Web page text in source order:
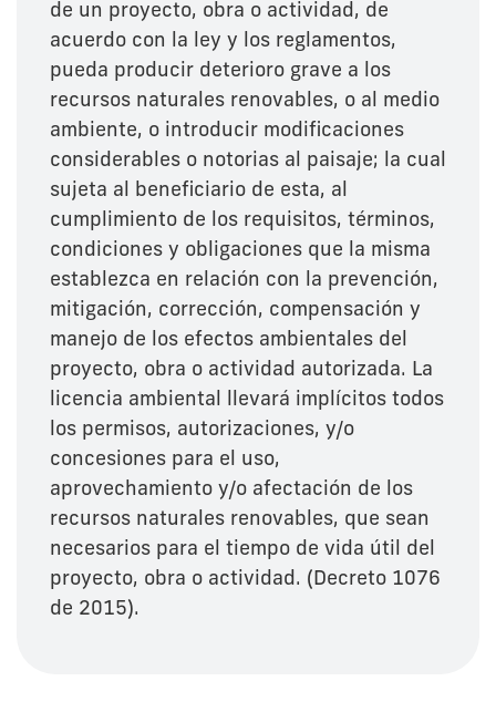
de un proyecto, obra o actividad, de
acuerdo con la ley y los reglamentos,
pueda producir deterioro grave a los
recursos naturales renovables, o al medio
ambiente, o introducir modificaciones
considerables o notorias al paisaje; la cual
sujeta al beneficiario de esta, al
cumplimiento de los requisitos, términos,
condiciones y obligaciones que la misma
establezca en relación con la prevención,
mitigación, corrección, compensación y
manejo de los efectos ambientales del
proyecto, obra o actividad autorizada. La
licencia ambiental llevará implícitos todos
los permisos, autorizaciones, y/o
concesiones para el uso,
aprovechamiento y/o afectación de los
recursos naturales renovables, que sean
necesarios para el tiempo de vida útil del
proyecto, obra o actividad. (Decreto 1076
de 2015).